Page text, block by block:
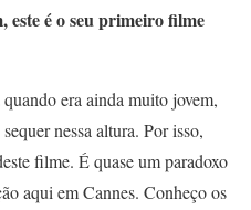
este é o seu primeiro filme
era ainda muito jovem,
nessa altura. Por isso,
filme. É quase um paradoxo
aqui em Cannes. Conheço os